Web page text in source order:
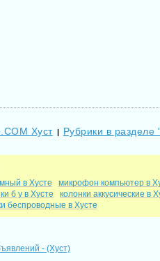
Хуст | Рубрики в разделе
в Хусте
микрофон компьютер в
б у в Хусте
колонки аккусические в
беспроводные в Хусте
- (Хуст)